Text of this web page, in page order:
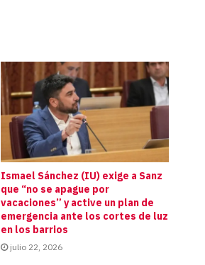
Ismael Sánchez (IU) exige a Sanz
que “no se apague por
vacaciones” y active un plan de
emergencia ante los cortes de luz
en los barrios
julio 22, 2026